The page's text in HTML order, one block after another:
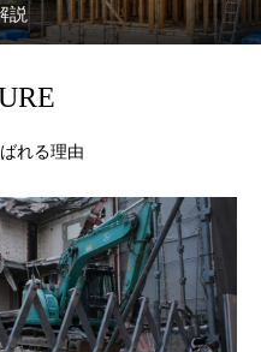
説
れる理由